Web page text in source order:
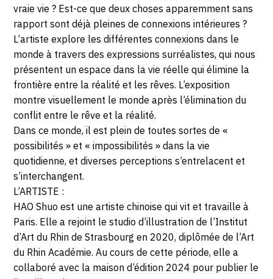
vraie vie ? Est-ce que deux choses apparemment sans
rapport sont déjà pleines de connexions intérieures ?
L’artiste explore les différentes connexions dans le
monde à travers des expressions surréalistes, qui nous
présentent un espace dans la vie réelle qui élimine la
frontière entre la réalité et les rêves. L’exposition
montre visuellement le monde après l’élimination du
conflit entre le rêve et la réalité.
Dans ce monde, il est plein de toutes sortes de «
possibilités » et « impossibilités » dans la vie
quotidienne, et diverses perceptions s’entrelacent et
s’interchangent.
L’ARTISTE :
HAO Shuo est une artiste chinoise qui vit et travaille à
Paris. Elle a rejoint le studio d’illustration de l’Institut
d’Art du Rhin de Strasbourg en 2020, diplômée de l’Art
du Rhin Académie. Au cours de cette période, elle a
collaboré avec la maison d’édition 2024 pour publier le